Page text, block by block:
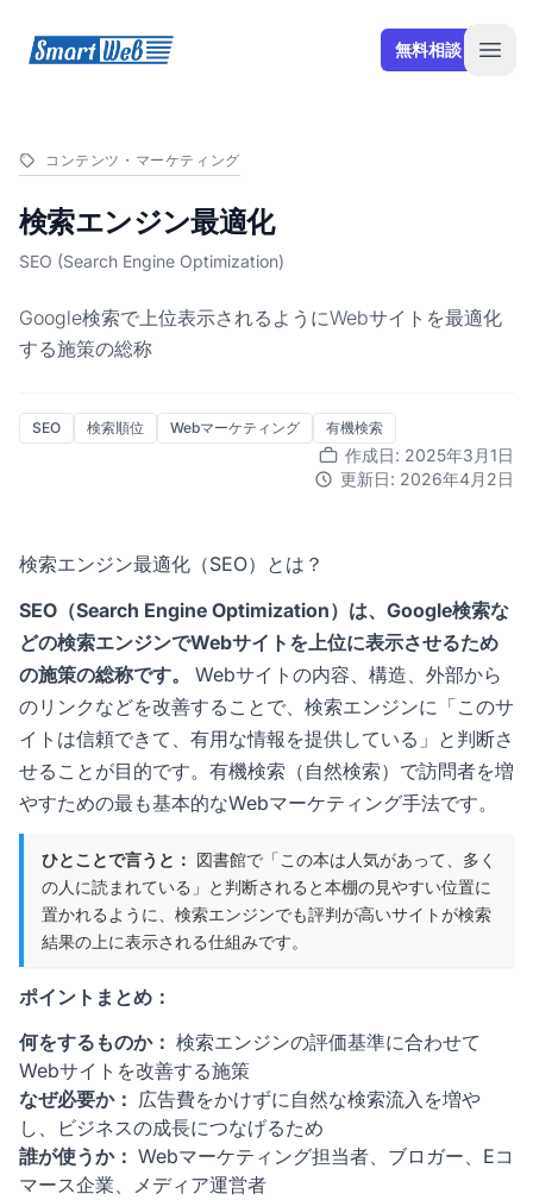
SmartWeb 無料相談
コンテンツ・マーケティング
検索エンジン最適化
SEO (Search Engine Optimization)
Google検索で上位表示されるようにWebサイトを最適化
する施策の総称
SEO 検索順位 Webマーケティング 有機検索
作成日: 2025年3月1日
更新日: 2026年4月2日
検索エンジン最適化（SEO）とは？
SEO（Search Engine Optimization）は、Google検索な
どの検索エンジンでWebサイトを上位に表示させるため
の施策の総称です。
Webサイトの内容、構造、外部から
のリンクなどを改善することで、検索エンジンに「このサ
イトは信頼できて、有用な情報を提供している」と判断さ
せることが目的です。有機検索（自然検索）で訪問者を増
やすための最も基本的なWebマーケティング手法です。
ひとことで言うと： 図書館で「この本は人気があって、多く
の人に読まれている」と判断されると本棚の見やすい位置に
置かれるように、検索エンジンでも評判が高いサイトが検索
結果の上に表示される仕組みです。
ポイントまとめ：
何をするものか： 検索エンジンの評価基準に合わせて
Webサイトを改善する施策
なぜ必要か： 広告費をかけずに自然な検索流入を増や
し、ビジネスの成長につなげるため
誰が使うか： Webマーケティング担当者、ブロガー、Eコ
マース企業、メディア運営者